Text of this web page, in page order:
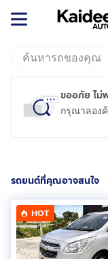
ขออภัย ไม่
กรุณาลอง
รถยนต์ที่คุณอาจสนใจ
HOT